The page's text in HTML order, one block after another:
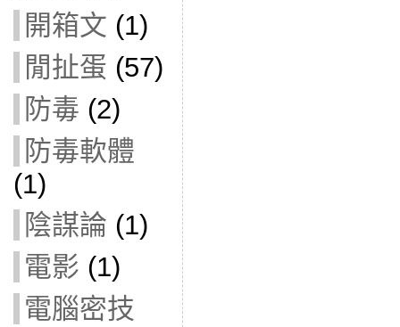
開箱文 (1)
閒扯蛋 (57)
防毒 (2)
防毒軟體
(1)
陰謀論 (1)
電影 (1)
電腦密技